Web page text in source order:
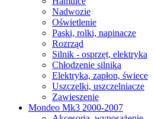
Nadwozie
Oświetlenie
Paski, rolki, napinacze
Rozrząd
Silnik - osprzęt, elektryka
Chłodzenie silnika
Elektryka, zapłon, świece
Uszczelki, uszczelniacze
Zawieszenie
Mondeo Mk3 2000-2007